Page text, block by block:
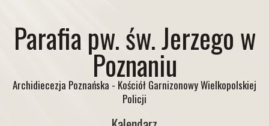
Parafia pw. św. Jerzego w
Poznaniu
Archidiecezja Poznańska - Kościół Garnizonowy Wielkopolskiej
Policji